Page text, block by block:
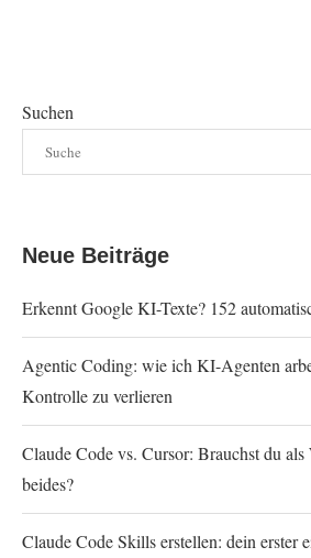
Suchen
Neue Beiträge
Erkennt Google KI-Texte? 152
Agentic Coding: wie ich KI-Agenten
Kontrolle zu verlieren
Claude Code vs. Cursor: Brauchst du als
beides?
Claude Code Skills erstellen: dein erster